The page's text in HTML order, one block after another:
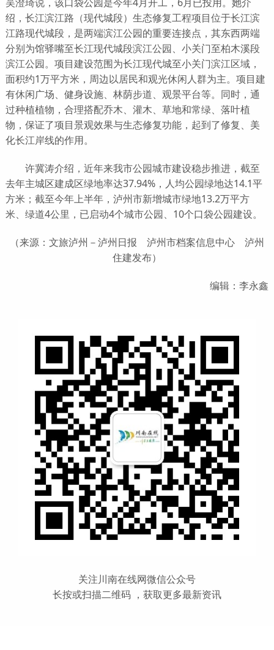
吴澄琦说，该口袋公园是今年4月开工，6月已投用。她介
绍，长江滨江路（现代城段）生态修复工程项目位于长江滨
江路现代城段，是两端滨江公园的重要连接点，其东西两端
分别为馆驿嘴至长江现代城段滨江公园、小关门至柏木溪段
滨江公园。项目建设范围为长江现代城至小关门滨江区域，
面积约1万平方米，周边以居民和观光休闲人群为主。项目建
有休闲广场、健身设施、林荫步道、观景平台等。同时，通
过种植植物，合理搭配乔木、灌木、草地和常绿、落叶植
物，保证了项目景观效果与生态修复功能，起到了修复、美
化长江岸线的作用。
许冀涛介绍，近年来我市公园城市建设稳步推进，截至
去年主城区建成区绿地率达37.94%，人均公园绿地达14.1平
方米；截至今年上半年，泸州市新增城市绿地13.2万平方
米、绿道4公里，已启动4个城市公园、10个口袋公园建设。
（来源：文旅泸州－泸州日报 泸州市档案信息中心 泸州
住建发布）
编辑：李永鑫
关注川南在线网微信公众号
长按或扫描二维码 ，获取更多最新资讯